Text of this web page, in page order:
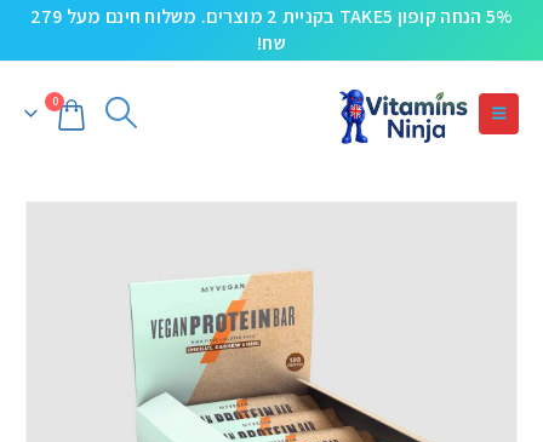
5% הנחה קופון TAKE5 בקניית 2 מוצרים. משלוח חינם מעל 279
שח!
0